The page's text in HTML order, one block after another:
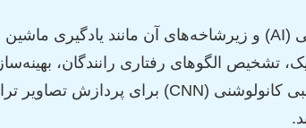
تشخیص الگوهای رفتاری رانندگان،